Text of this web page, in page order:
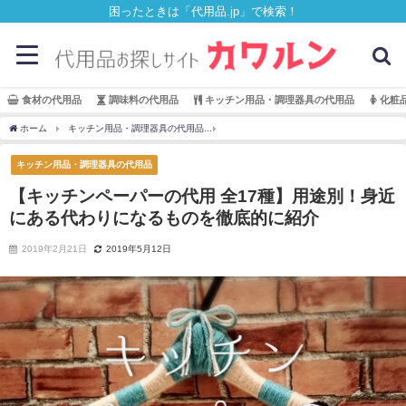
困ったときは「代用品.jp」で検索！
食材の代用品 調味料の代用品 キッチン用品・調理器具の代用品 化粧
ホーム キッチン用品・調理器具の代用品
キッチン用品・調理器具の代用品
【キッチンペーパーの代用 全17種】用途別！身近
にある代わりになるものを徹底的に紹介
2019年2月21日 2019年5月12日